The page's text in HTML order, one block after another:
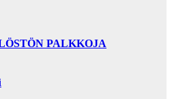
PALKKOJA